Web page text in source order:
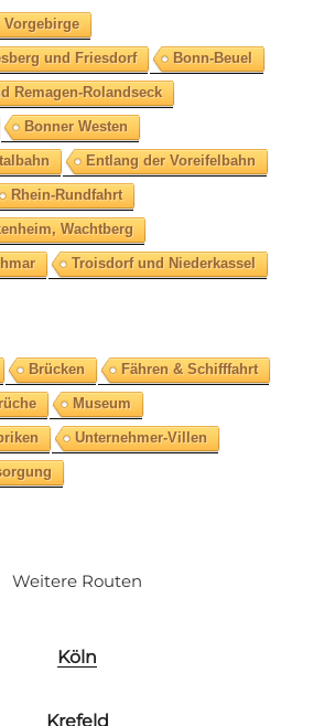
und Friesdorf Bonn-Beuel
Remagen-Rolandseck
Bonner Westen
Entlang der Voreifelbahn
Rhein-Rundfahrt
Wachtberg
Troisdorf und Niederkassel
Brücken Fähren & Schifffahrt
Museum
Unternehmer-Villen
Weitere Routen
Köln
Krefeld